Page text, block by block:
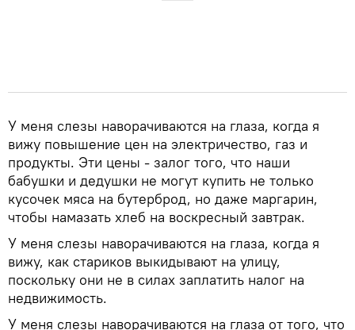
У меня слезы наворачиваются на глаза, когда я
вижу повышение цен на электричество, газ и
продукты. Эти цены - залог того, что наши
бабушки и дедушки не могут купить не только
кусочек мяса на бутерброд, но даже маргарин,
чтобы намазать хлеб на воскресный завтрак.
У меня слезы наворачиваются на глаза, когда я
вижу, как стариков выкидывают на улицу,
поскольку они не в силах заплатить налог на
недвижимость.
У меня слезы наворачиваются на глаза от того, что